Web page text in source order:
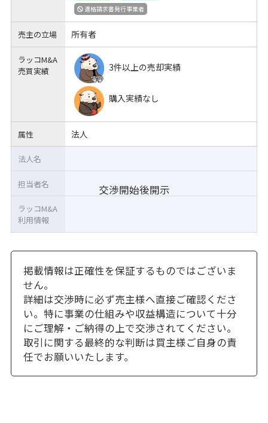
適格請求書発行事業者
売主の立場 所有者
ラッコM&A
売買実績
3件以上の売却実績
購入実績なし
属性 法人
交渉開始後開示
法人名
担当者名
ラッコM&A
利用情報
掲載情報は正確性を保証するものではございま
せん。
詳細は交渉時に必ず売主様へ直接ご確認くださ
い。特に事業の仕組みや収益構造について十分
にご理解・ご納得の上で交渉されてください。
取引に関する最終的な判断は買主様ご自身の責
任でお願いいたします。